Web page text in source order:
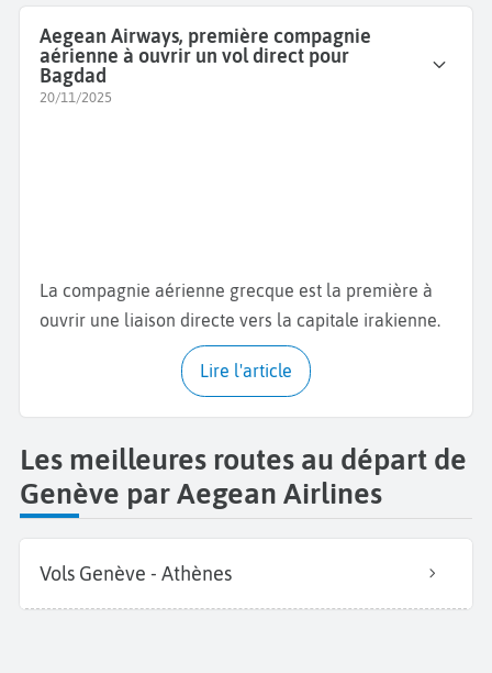
Aegean Airways, première compagnie
aérienne à ouvrir un vol direct pour
Bagdad
20/11/2025
La compagnie aérienne grecque est la première à
ouvrir une liaison directe vers la capitale irakienne.
Lire l'article
Les meilleures routes au départ de
Genève par Aegean Airlines
Vols Genève - Athènes